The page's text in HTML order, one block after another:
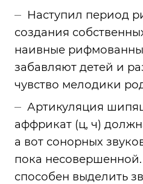
Наступил период
создания
наивные
забавляют детей и
чувство мелодики
Артикуляция
аффрикат (ц, ч)
а вот сонорных
пока
способен выделить